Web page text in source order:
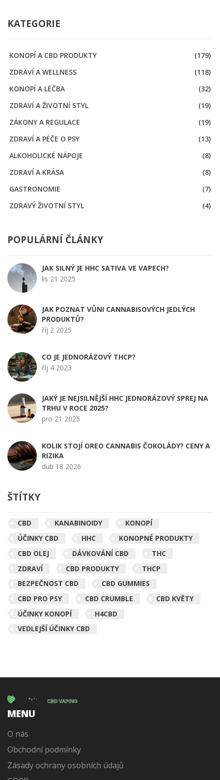
KATEGORIE
KONOPÍ A CBD PRODUKTY
(179)
ZDRAVÍ A WELLNESS
(118)
KONOPÍ A LÉČBA
(32)
ZDRAVÍ A ŽIVOTNÍ STYL
(19)
ZÁKONY A REGULACE
(19)
ZDRAVÍ A PÉČE O PSY
(13)
ALKOHOLICKÉ NÁPOJE
(8)
ZDRAVÍ A KRÁSA
(8)
GASTRONOMIE
(7)
ZDRAVÝ ŽIVOTNÍ STYL
(4)
POPULÁRNÍ ČLÁNKY
JAK SILNÝ JE HHC SATIVA VE VAPECH?
lis 21 2025
JAK POZNAT VŮNI CANNABISOVÝCH JEDLÝCH
PRODUKTŮ?
říj 2 2025
CO JE JEDNORÁZOVÝ THCP?
říj 4 2023
JAKÝ JE NEJSILNĚJŠÍ HHC JEDNORÁZOVÝ SPREJ NA
TRHU V ROCE 2025?
pro 21 2025
KOLIK STOJÍ OREO CANNABIS ČOKOLÁDY? CENY A
RIZIKA
dub 18 2026
ŠTÍTKY
CBD KANABINOIDY
KONOPÍ
ÚČINKY CBD
HHC
KONOPNÉ PRODUKTY
CBD OLEJ
DÁVKOVÁNÍ CBD
THC
ZDRAVÍ
CBD PRODUKTY
THCP
BEZPEČNOST CBD
CBD GUMMIES
CBD PRO PSY
CBD CRUMBLE
CBD KVĚTY
ÚČINKY KONOPÍ
H4CBD
VEDLEJŠÍ ÚČINKY CBD
MENU
O nás
Obchodní podmínky
Zásady ochrany osobních údajů